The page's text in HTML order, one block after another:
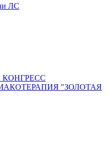
ЛС
"ЗОЛОТАЯ